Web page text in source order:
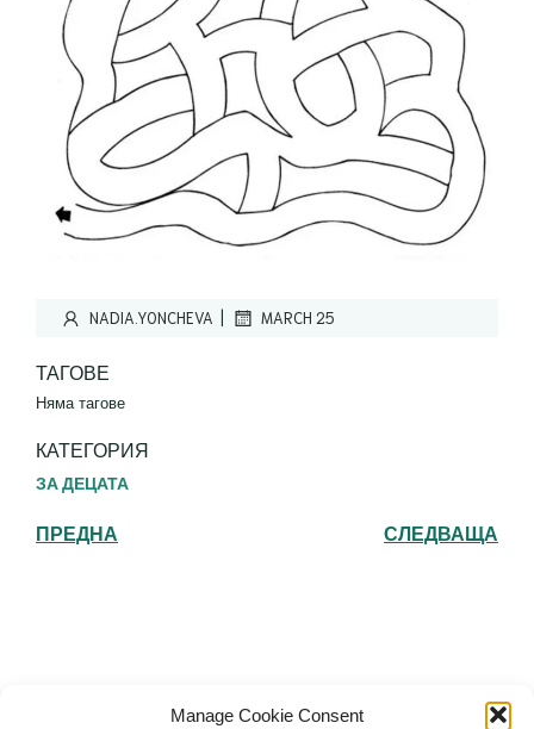
Manage Cookie Consent
NADIA.YONCHEVA | MARCH 25
ТАГОВЕ
Няма тагове
КАТЕГОРИЯ
ЗА ДЕЦАТА
ПРЕДНА СЛЕДВАЩА
Българска православна църква "Св.